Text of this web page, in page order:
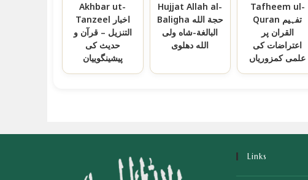
Akhbar ut-
Tanzeel اخبار
التنزیل – قرآن و
حدیث کی
پیشینگوییان
Hujjat Allah al-
Baligha حجة الله
البالغة-شاه ولی
الله دهلوی
Tafheem ul-
Quran تفہیم
القران پر
اعتراضات کی
علمی کمزوریاں
Links